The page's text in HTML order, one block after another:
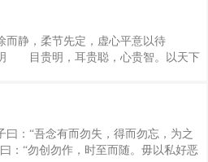
后易，万物尽然。明王知其然，故必
子无征，月有馈肉；九十已上，尽家无
。死，上共棺椁。劝子弟：精膳食，问
。此之谓老老。 所谓慈幼者，凡
幼，士民有子，子有幼弱不胜养为累
食，能事而后止。此之谓慈幼。 所
国、都皆有掌孤，士人死，子孤幼，无
静，柔节先定，虚心平意以待
贵明，耳贵聪，心贵智。以天下
不知也。辐凑并进，则明不塞矣。
，曰：勿望而距，勿望而许。许之则
闭塞。高山，仰之不可极也；深渊，度
。神明之德，正静其极也。 主赏
用刑者贵必。刑赏信必于耳目之所见，
曰：“吾念有而勿失，得而勿忘，为之
：“勿创勿作，时至而随。毋以私好恶